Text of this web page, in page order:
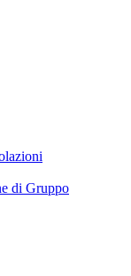
di Gruppo